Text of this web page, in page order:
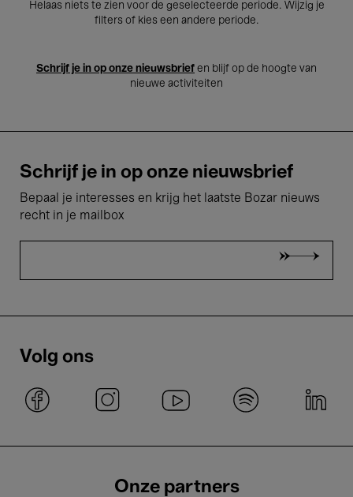
Helaas niets te zien voor de geselecteerde periode. Wijzig je
filters of kies een andere periode.
Schrijf je in op onze nieuwsbrief en blijf op de hoogte van
nieuwe activiteiten
Schrijf je in op onze nieuwsbrief
Bepaal je interesses en krijg het laatste Bozar nieuws
recht in je mailbox
Volg ons
Onze partners